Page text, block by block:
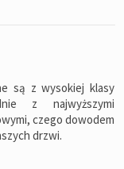
są z wysokiej klasy
z najwyższymi
czego dowodem
drzwi.